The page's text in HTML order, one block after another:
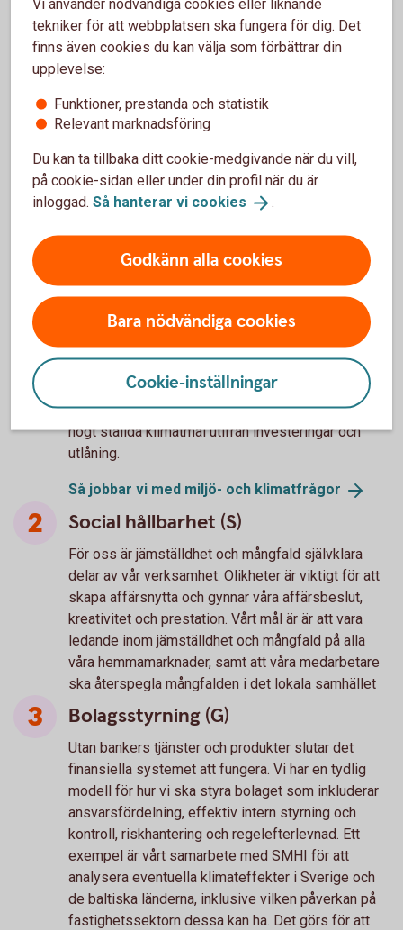
Det handlar bland annat om styrelsens ansvar
och sammansättning, ledning och företagskultur,
ersättning till ledning och anställda.
Andra delar är riskhantering, efterlevnad och
transparens av skatteregler, samt bekämpning av
Så jobbar vi med ESG
Miljö (E)
Vid en analys av hur ett bolags verksamhet
påverkar miljön så tittar man på flera aspekter. Vi
har ett stort ansvar när det gäller att hjälpa dig
flytta dina pengar till mer hållbara alternativ, samt
högt ställda klimatmål utifrån investeringar och
utlåning.
Så jobbar vi med miljö- och klimatfrågor
Social hållbarhet (S)
För oss är jämställdhet och mångfald självklara
delar av vår verksamhet. Olikheter är viktigt för att
skapa affärsnytta och gynnar våra affärsbeslut,
kreativitet och prestation. Vårt mål är är att vara
ledande inom jämställdhet och mångfald på alla
våra hemmamarknader, samt att våra medarbetare
ska återspegla mångfalden i det lokala samhället
Bolagsstyrning (G)
Utan bankers tjänster och produkter slutar det
finansiella systemet att fungera. Vi har en tydlig
modell för hur vi ska styra bolaget som inkluderar
ansvarsfördelning, effektiv intern styrning och
kontroll, riskhantering och regelefterlevnad. Ett
exempel är vårt samarbete med SMHI för att
analysera eventuella klimateffekter i Sverige och
de baltiska länderna, inklusive vilken påverkan på
fastighetssektorn dessa kan ha. Det görs för att
Vi använder nödvändiga cookies eller liknande
tekniker för att webbplatsen ska fungera för dig. Det
finns även cookies du kan välja som förbättrar din
upplevelse:
Funktioner, prestanda och statistik
Relevant marknadsföring
Du kan ta tillbaka ditt cookie-medgivande när du vill,
på cookie-sidan eller under din profil när du är
inloggad. Så hanterar vi cookies .
Godkänn alla cookies
Bara nödvändiga cookies
Cookie-inställningar